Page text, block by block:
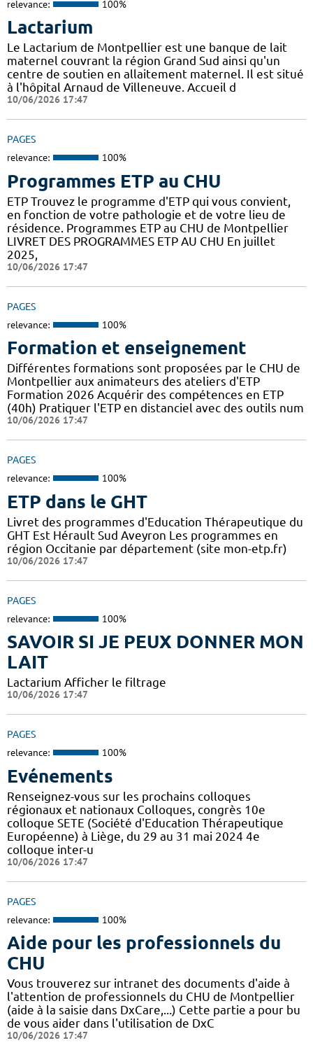
relevance: 100%
Lactarium
Le Lactarium de Montpellier est une banque de lait
maternel couvrant la région Grand Sud ainsi qu'un
centre de soutien en allaitement maternel. Il est situé
à l'hôpital Arnaud de Villeneuve. Accueil d
10/06/2026 17:47
PAGES
relevance: 100%
Programmes ETP au CHU
ETP Trouvez le programme d'ETP qui vous convient,
en fonction de votre pathologie et de votre lieu de
résidence. Programmes ETP au CHU de Montpellier
LIVRET DES PROGRAMMES ETP AU CHU En juillet
2025,
10/06/2026 17:47
PAGES
relevance: 100%
Formation et enseignement
Différentes formations sont proposées par le CHU de
Montpellier aux animateurs des ateliers d'ETP
Formation 2026 Acquérir des compétences en ETP
(40h) Pratiquer l'ETP en distanciel avec des outils num
10/06/2026 17:47
PAGES
relevance: 100%
ETP dans le GHT
Livret des programmes d'Education Thérapeutique du
GHT Est Hérault Sud Aveyron Les programmes en
région Occitanie par département (site mon-etp.fr)
10/06/2026 17:47
PAGES
relevance: 100%
SAVOIR SI JE PEUX DONNER MON
LAIT
Lactarium Afficher le filtrage
10/06/2026 17:47
PAGES
relevance: 100%
Evénements
Renseignez-vous sur les prochains colloques
régionaux et nationaux Colloques, congrès 10e
colloque SETE (Société d'Education Thérapeutique
Européenne) à Liège, du 29 au 31 mai 2024 4e
colloque inter-u
10/06/2026 17:47
PAGES
relevance: 100%
Aide pour les professionnels du
CHU
Vous trouverez sur intranet des documents d'aide à
l'attention de professionnels du CHU de Montpellier
(aide à la saisie dans DxCare,...) Cette partie a pour bu
de vous aider dans l'utilisation de DxC
10/06/2026 17:47